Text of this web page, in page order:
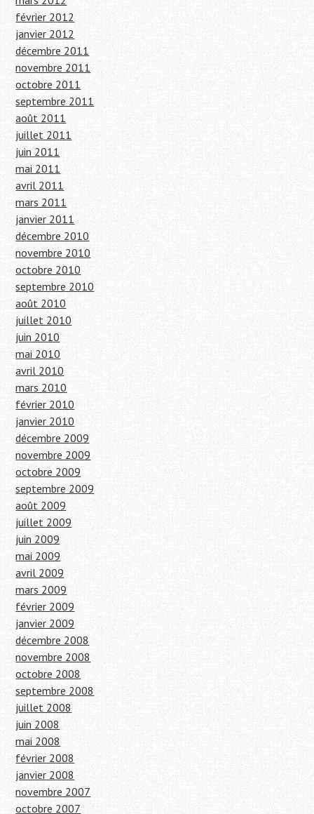
février 2012
janvier 2012
décembre 2011
novembre 2011
octobre 2011
septembre 2011
août 2011
juillet 2011
juin 2011
mai 2011
avril 2011
mars 2011
janvier 2011
décembre 2010
novembre 2010
octobre 2010
septembre 2010
août 2010
juillet 2010
juin 2010
mai 2010
avril 2010
mars 2010
février 2010
janvier 2010
décembre 2009
novembre 2009
octobre 2009
septembre 2009
août 2009
juillet 2009
juin 2009
mai 2009
avril 2009
mars 2009
février 2009
janvier 2009
décembre 2008
novembre 2008
octobre 2008
septembre 2008
juillet 2008
juin 2008
mai 2008
février 2008
janvier 2008
novembre 2007
octobre 2007